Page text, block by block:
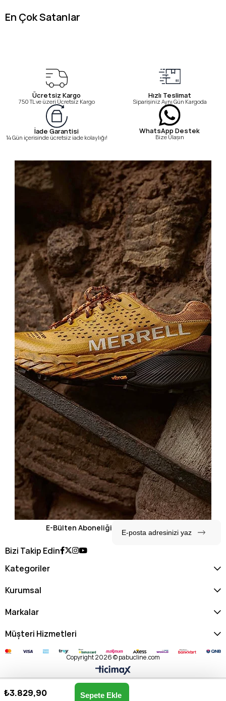
En Çok Satanlar
Ücretsiz Kargo
750 TL ve üzeri Ücretsiz Kargo
Hızlı Teslimat
Siparişiniz Aynı Gün Kargoda
İade Garantisi
14 Gün içerisinde ücretsiz iade kolaylığı!
WhatsApp Destek
Bize Ulaşın
E-Bülten Aboneliği
Bizi Takip Edin
Kategoriler
Kurumsal
Markalar
Müşteri Hizmetleri
Copyright 2026 © pabucline.com
Matmazel Kadın Omuz & Kol Çantası 102010180-BEYAZ
₺3.829,90
Anasayfa Favorilerim